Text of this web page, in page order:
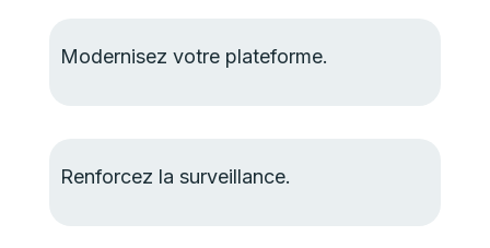
Modernisez votre plateforme.
Renforcez la surveillance.